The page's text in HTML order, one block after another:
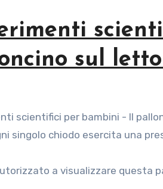
sul
singolo chiodo esercita una
a visualizzare questa